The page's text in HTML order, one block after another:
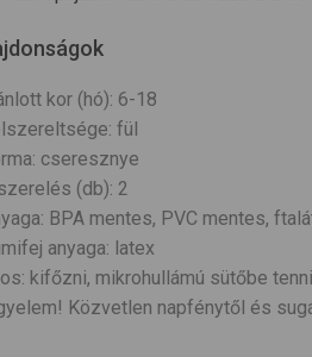
kor (hó): 6-18
fül
cseresznye
(db): 2
BPA mentes, PVC mentes,
anyaga: latex
kifőzni, mikrohullámú sütőbe
Közvetlen napfénytől és